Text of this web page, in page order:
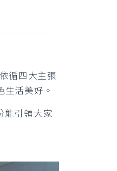
循四大主張
生活美好。
能引領大家